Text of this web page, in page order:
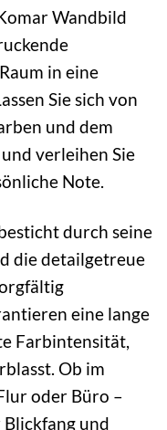
Wandbild
in eine
Sie sich von
und dem
verleihen Sie
Note.
durch seine
die detailgetreue
eine lange
Farbintensität,
Ob im
oder Büro –
und